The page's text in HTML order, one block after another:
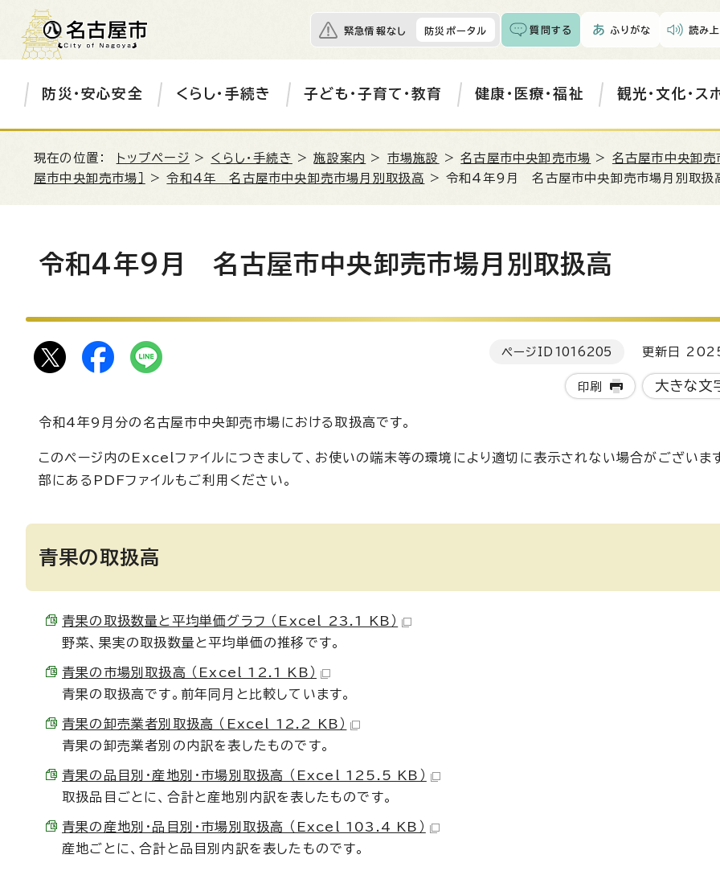
緊急情報なし 防災ポータル 質問する ふりがな 読み
防災・安心安全 くらし・手続き 子ども・子育て・教育 健康・医療・福祉 観光・文化・ス
現在の位置： トップページ > くらし・手続き >施設案内 > 市場施設 >名古屋市中央卸売市場 > 名古屋市中央卸売
屋市中央卸売市場］
>令和4年 名古屋市中央卸売市場月別取扱高 > 令和4年9月 名古屋市中央卸売市場月別取扱
令和4年9月 名古屋市中央卸売市場月別取扱高
ページID 1016205 更新日
印刷 大きな文
令和4年9月分の名古屋市中央卸売市場における取扱高です。
このページ内のExcelファイルにつきまして、お使いの端末等の環境により適切に表示されない場合がございま
部にあるPDFファイルもご利用ください。
青果の取扱高
青果の取扱数量と平均単価グラフ （Excel 23.1 KB）
野菜、果実の取扱数量と平均単価の推移です。
青果の市場別取扱高 （Excel 12.1 KB）
青果の取扱高です。前年同月と比較しています。
青果の卸売業者別取扱高 （Excel 12.2 KB）
青果の卸売業者別の内訳を表したものです。
青果の品目別・産地別・市場別取扱高 （Excel 125.5 KB）
取扱品目ごとに、合計と産地別内訳を表したものです。
青果の産地別・品目別・市場別取扱高 （Excel 103.4 KB）
産地ごとに、合計と品目別内訳を表したものです。